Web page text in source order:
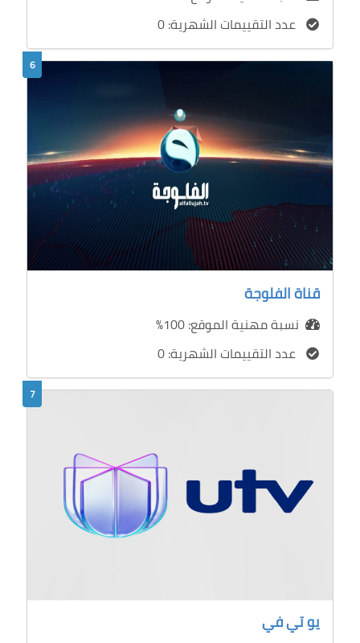
عدد التقييمات الشهرية: 0
قناة الفلوجة
نسبة مهنية الموقع: 100%
عدد التقييمات الشهرية: 0
6
يو تي في
7